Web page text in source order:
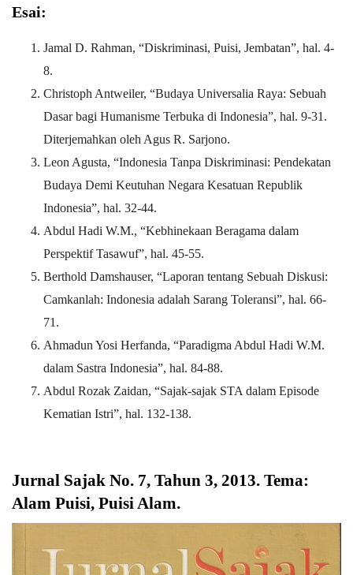
Esai:
Jamal D. Rahman, “Diskriminasi, Puisi, Jembatan”, hal. 4-
8.
Christoph Antweiler, “Budaya Universalia Raya: Sebuah
Dasar bagi Humanisme Terbuka di Indonesia”, hal. 9-31.
Diterjemahkan oleh Agus R. Sarjono.
Leon Agusta, “Indonesia Tanpa Diskriminasi: Pendekatan
Budaya Demi Keutuhan Negara Kesatuan Republik
Indonesia”, hal. 32-44.
Abdul Hadi W.M., “Kebhinekaan Beragama dalam
Perspektif Tasawuf”, hal. 45-55.
Berthold Damshauser, “Laporan tentang Sebuah Diskusi:
Camkanlah: Indonesia adalah Sarang Toleransi”, hal. 66-
71.
Ahmadun Yosi Herfanda, “Paradigma Abdul Hadi W.M.
dalam Sastra Indonesia”, hal. 84-88.
Abdul Rozak Zaidan, “Sajak-sajak STA dalam Episode
Kematian Istri”, hal. 132-138.
Jurnal Sajak No. 7, Tahun 3, 2013. Tema:
Alam Puisi, Puisi Alam.